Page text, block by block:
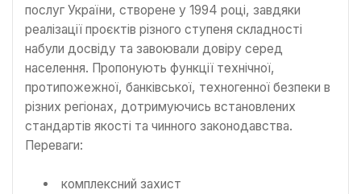
послуг України, створене у 1994 році, завдяки
реалізації проєктів різного ступеня складності
набули досвіду та завоювали довіру серед
населення. Пропонують функції технічної,
протипожежної, банківської, техногенної безпеки в
різних регіонах, дотримуючись встановлених
стандартів якості та чинного законодавства.
Переваги:
комплексний захист